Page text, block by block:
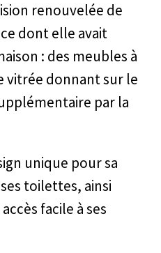
renouvelée de
dont elle avait
: des meubles à
vitrée donnant sur le
par la
unique pour sa
toilettes, ainsi
facile à ses